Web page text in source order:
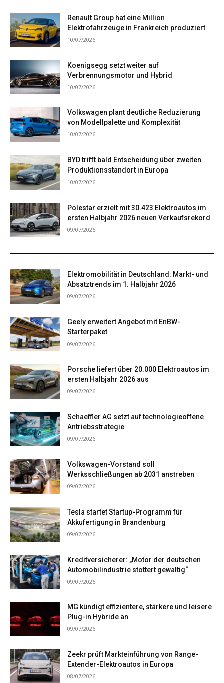
Renault Group hat eine Million
Elektrofahrzeuge in Frankreich produziert
10/07/2026
Koenigsegg setzt weiter auf
Verbrennungsmotor und Hybrid
10/07/2026
Volkswagen plant deutliche Reduzierung
von Modellpalette und Komplexität
10/07/2026
BYD trifft bald Entscheidung über zweiten
Produktionsstandort in Europa
10/07/2026
Polestar erzielt mit 30.423 Elektroautos im
ersten Halbjahr 2026 neuen Verkaufsrekord
09/07/2026
Elektromobilität in Deutschland: Markt- und
Absatztrends im 1. Halbjahr 2026
09/07/2026
Geely erweitert Angebot mit EnBW-
Starterpaket
09/07/2026
Porsche liefert über 20.000 Elektroautos im
ersten Halbjahr 2026 aus
09/07/2026
Schaeffler AG setzt auf technologieoffene
Antriebsstrategie
09/07/2026
Volkswagen-Vorstand soll
Werksschließungen ab 2031 anstreben
09/07/2026
Tesla startet Startup-Programm für
Akkufertigung in Brandenburg
09/07/2026
Kreditversicherer: „Motor der deutschen
Automobilindustrie stottert gewaltig“
09/07/2026
MG kündigt effizientere, stärkere und leisere
Plug-in Hybride an
09/07/2026
Zeekr prüft Markteinführung von Range-
Extender-Elektroautos in Europa
08/07/2026